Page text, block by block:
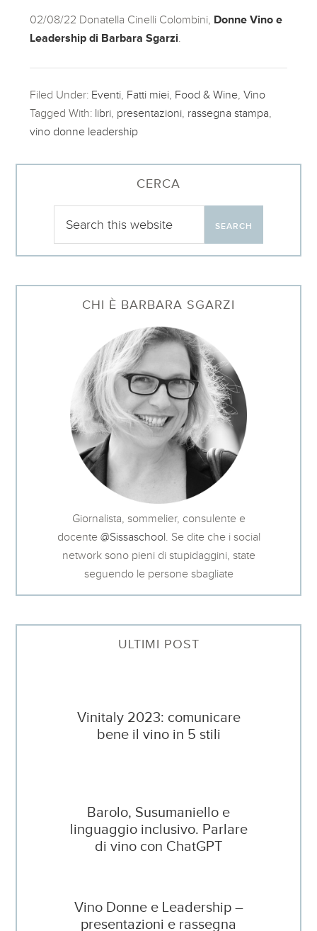
02/08/22 Donatella Cinelli Colombini, Donne Vino e
Leadership di Barbara Sgarzi
Filed Under: Eventi Fatti miei Food & Wine ,Vino
Tagged With: libri presentazioni rassegna stampa
vino donne leadership
CERCA
CHI È BARBARA SGARZI
Giornalista, sommelier, consulente e
docente @Sissaschool. Se dite che i social
network sono pieni di stupidaggini, state
seguendo le persone sbagliate
ULTIMI POST
Vinitaly 2023: comunicare
bene il vino in 5 stili
Barolo, Susumaniello e
linguaggio inclusivo. Parlare
di vino con ChatGPT
Vino Donne e Leadership –
presentazioni e rassegna